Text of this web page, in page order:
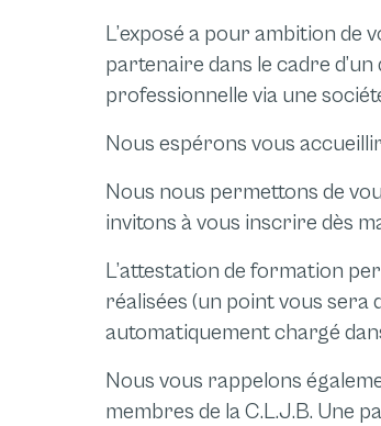
L’exposé a pour ambition
partenaire dans le cadre
professionnelle via une
Nous espérons vous
Nous nous permettons de
invitons à vous inscrire dès
L’attestation de formation
réalisées (un point vous sera
automatiquement chargé
Nous vous rappelons
membres de la C.L.J.B. Une